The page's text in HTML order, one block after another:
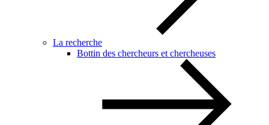
La recherche
Bottin des chercheurs et chercheuses